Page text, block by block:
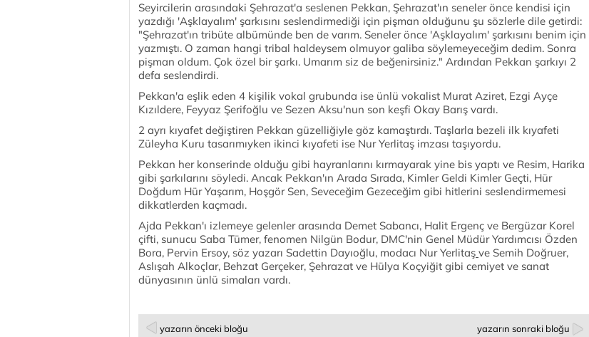
Seyircilerin arasındaki Şehrazat'a seslenen Pekkan, Şehrazat'ın seneler önce kendisi için
yazdığı 'Aşklayalım' şarkısını seslendirmediği için pişman olduğunu şu sözlerle dile getirdi:
"Şehrazat'ın tribüte albümünde ben de varım. Seneler önce 'Aşklayalım' şarkısını benim için
yazmıştı. O zaman hangi tribal haldeysem olmuyor galiba söylemeyeceğim dedim. Sonra
pişman oldum. Çok özel bir şarkı. Umarım siz de beğenirsiniz." Ardından Pekkan şarkıyı 2
defa seslendirdi.
Pekkan'a eşlik eden 4 kişilik vokal grubunda ise ünlü vokalist Murat Aziret, Ezgi Ayçe
Kızıldere, Feyyaz Şerifoğlu ve Sezen Aksu'nun son keşfi Okay Barış vardı.
2 ayrı kıyafet değiştiren Pekkan güzelliğiyle göz kamaştırdı. Taşlarla bezeli ilk kıyafeti
Züleyha Kuru tasarımıyken ikinci kıyafeti ise Nur Yerlitaş imzası taşıyordu.
Pekkan her konserinde olduğu gibi hayranlarını kırmayarak yine bis yaptı ve Resim, Harika
gibi şarkılarını söyledi. Ancak Pekkan'ın Arada Sırada, Kimler Geldi Kimler Geçti, Hür
Doğdum Hür Yaşarım, Hoşgör Sen, Seveceğim Gezeceğim gibi hitlerini seslendirmemesi
dikkatlerden kaçmadı.
Ajda Pekkan'ı izlemeye gelenler arasında Demet Sabancı, Halit Ergenç ve Bergüzar Korel
çifti, sunucu Saba Tümer, fenomen Nilgün Bodur, DMC'nin Genel Müdür Yardımcısı Özden
Bora, Pervin Ersoy, söz yazarı Sadettin Dayıoğlu, modacı Nur Yerlitaş ve Semih Doğruer,
Aslışah Alkoçlar, Behzat Gerçeker, Şehrazat ve Hülya Koçyiğit gibi cemiyet ve sanat
dünyasının ünlü simaları vardı.
yazarın önceki bloğu yazarın sonraki bloğu